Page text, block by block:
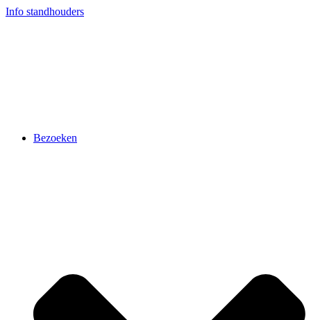
Ga
Info standhouders
Bezoeken